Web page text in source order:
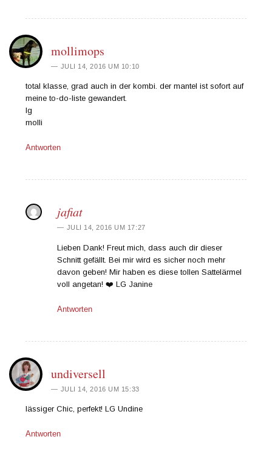
mollimops
JULI 14, 2016 UM 10:10
total klasse, grad auch in der kombi. der mantel ist sofort auf
meine to-do-liste gewandert.
lg
molli
Antworten
jafiat
JULI 14, 2016 UM 17:27
Lieben Dank! Freut mich, dass auch dir dieser
Schnitt gefällt. Bei mir wird es sicher noch mehr
davon geben! Mir haben es diese tollen Sattelärmel
voll angetan! ❤️ LG Janine
Antworten
undiversell
JULI 14, 2016 UM 15:33
lässiger Chic, perfekt! LG Undine
Antworten